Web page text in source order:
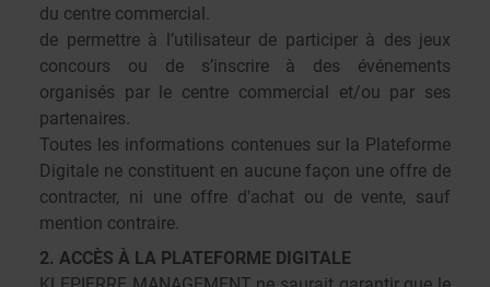
du centre commercial.
de permettre à l’utilisateur de participer à des jeux
concours ou de s’inscrire à des événements
organisés par le centre commercial et/ou par ses
partenaires.
Toutes les informations contenues sur la Plateforme
Digitale ne constituent en aucune façon une offre de
contracter, ni une offre d'achat ou de vente, sauf
mention contraire.
2. ACCÈS À LA PLATEFORME DIGITALE